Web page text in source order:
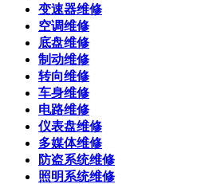
变速器维修
空调维修
底盘维修
制动维修
转向维修
车身维修
电路维修
仪表盘维修
多媒体维修
防盗系统维修
照明系统维修